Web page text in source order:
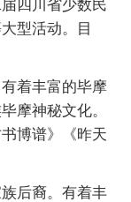
四川省少数民
型活动。目
着丰富的毕摩
摩神秘文化。
博谱》《昨天
后裔。有着丰